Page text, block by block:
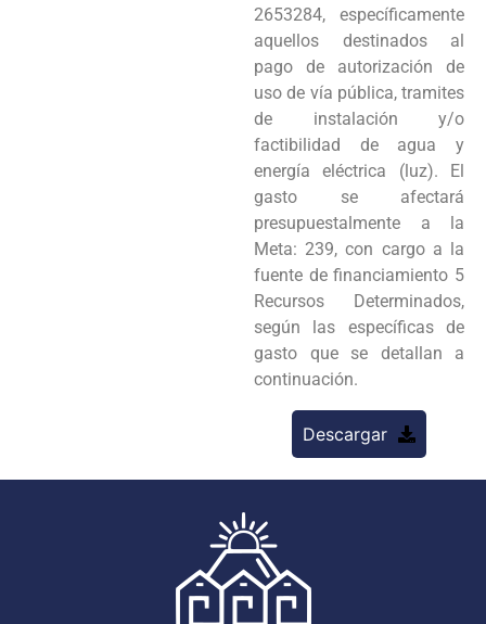
2653284, específicamente
aquellos destinados al
pago de autorización de
uso de vía pública, tramites
de instalación y/o
factibilidad de agua y
energía eléctrica (luz). El
gasto se afectará
presupuestalmente a la
Meta: 239, con cargo a la
fuente de financiamiento 5
Recursos Determinados,
según las específicas de
gasto que se detallan a
continuación.
Descargar